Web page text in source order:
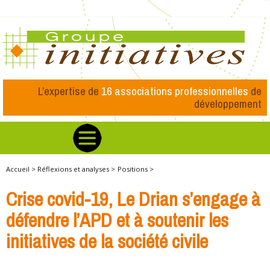
L’expertise de 16 associations professionnelles de
développement
Accueil > Réflexions et analyses > Positions >
Crise covid-19, Le Drian s’engage à
défendre l’APD et à soutenir les
initiatives de la société civile